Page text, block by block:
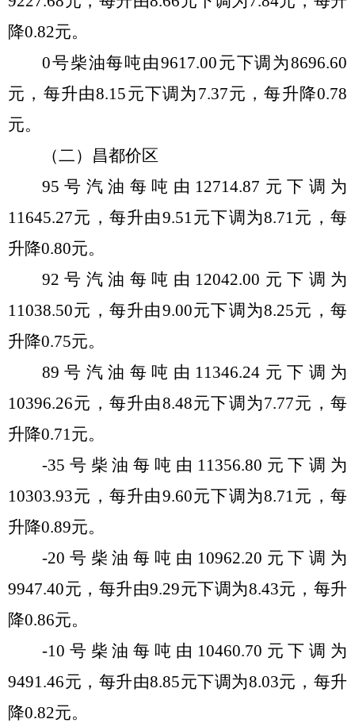
降0.82元。
0号柴油每吨由9617.00元下调 为8696.60
元，每升由8.15元下调 为 7.37元，每升降0.78
元。
（二）昌都价区
95 号汽油每吨由 12714.87 元下调 为
11645.27元，每升由9.51元下调 为8.71元，每
升降0.80元。
92 号汽油每吨由 12042.00 元下调 为
11038.50元，每升由9.00元下调 为8.25元，每
升降0.75元。
89 号汽油每吨由 11346.24 元下调 为
10396.26元， 每升由8.48元下调 为7.77元，每
升降0.71元。
-35 号柴油每吨由 11356.80 元下调 为
10303.93元，每升由9.60元下调 为8.71元，每
升降0.89元。
-20 号柴油每吨由 10962.20 元下调 为
9947.40元，每升由9.29元下调为8.43元，每升
降0.86元。
-10 号柴油每吨由 10460.70 元下调 为
9491.46元 ，每升由8.85元下调为8.03元，每升
降0.82元。